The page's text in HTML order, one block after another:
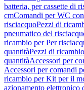
batteria, per cassette di
cmComandi per WC
risciacquoPezzi di
pneumatico del
ricambio per Per
quantitàPezzi di
quantitàAccessori per
Accessori per comandi
ricambio per Kit per il
azionamento elettronico